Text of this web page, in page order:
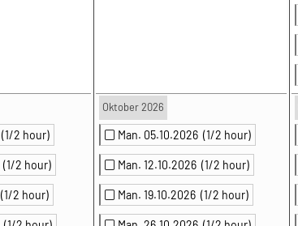
(1/2 hour)
(1/2 hour)
(1/2 hour)
Oktober 2026
Man. 05.10.2026 (1/2 hour)
Man. 12.10.2026 (1/2 hour)
Man. 19.10.2026 (1/2 hour)